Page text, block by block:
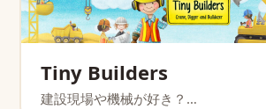
Tiny Builders
建設現場や機械が好き？…